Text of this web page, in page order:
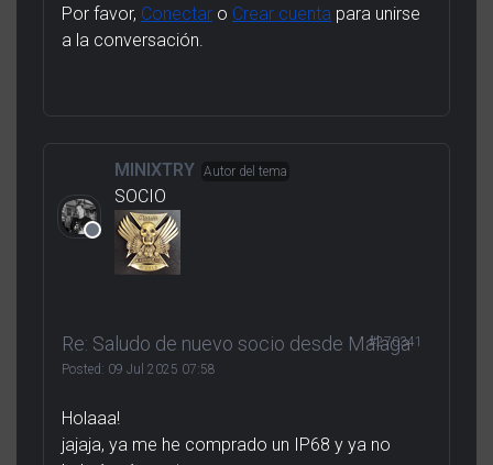
Por favor, Conectar o Crear cuenta para unirse
a la conversación.
MINIXTRY Autor del tema
SOCIO
Re: Saludo de nuevo socio desde Málaga
Posted: 09 Jul 2025 07:58
#270341
Holaaa!
jajaja, ya me he comprado un IP68 y ya no